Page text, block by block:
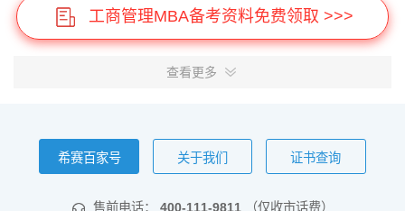
工商管理MBA备考资料免费领取 >>>
查看更多
希赛百家号 关于我们 证书查询
售前电话： 400-111-9811 （仅收市话费）